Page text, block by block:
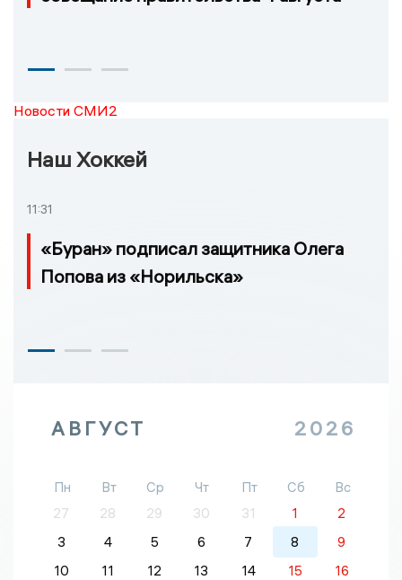
Новости СМИ2
Наш Хоккей
11:31
«Буран» подписал защитника Олега
Попова из «Норильска»
АВГУСТ 2026
Пн Вт Ср Чт Пт Сб
Вс
27
28 29 30 31 1
2
3
4 5 6 7 8
9
10
11 12 13 14 15
16